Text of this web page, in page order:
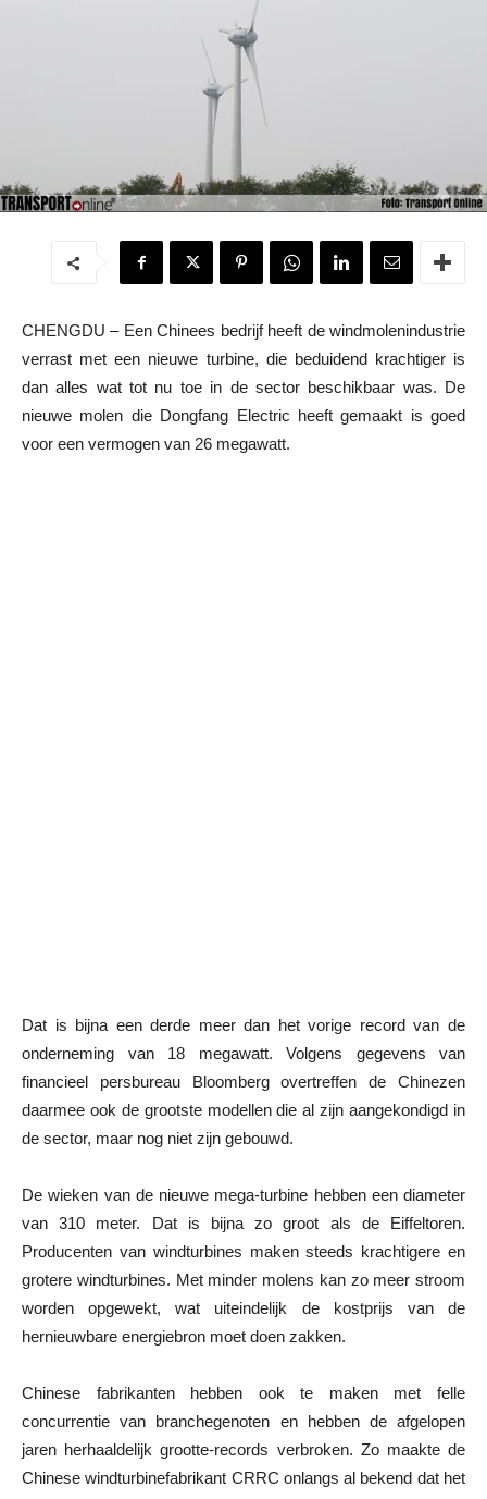
CHENGDU – Een Chinees bedrijf heeft de windmolenindustrie
verrast met een nieuwe turbine, die beduidend krachtiger is
dan alles wat tot nu toe in de sector beschikbaar was. De
nieuwe molen die Dongfang Electric heeft gemaakt is goed
voor een vermogen van 26 megawatt.
Dat is bijna een derde meer dan het vorige record van de
onderneming van 18 megawatt. Volgens gegevens van
financieel persbureau Bloomberg overtreffen de Chinezen
daarmee ook de grootste modellen die al zijn aangekondigd in
de sector, maar nog niet zijn gebouwd.
De wieken van de nieuwe mega-turbine hebben een diameter
van 310 meter. Dat is bijna zo groot als de Eiffeltoren.
Producenten van windturbines maken steeds krachtigere en
grotere windturbines. Met minder molens kan zo meer stroom
worden opgewekt, wat uiteindelijk de kostprijs van de
hernieuwbare energiebron moet doen zakken.
Chinese fabrikanten hebben ook te maken met felle
concurrentie van branchegenoten en hebben de afgelopen
jaren herhaaldelijk grootte-records verbroken. Zo maakte de
Chinese windturbinefabrikant CRRC onlangs al bekend dat het